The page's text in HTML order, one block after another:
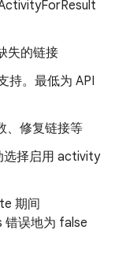
失的链接
持。最低为 API
、修复链接等
选择启用 activity
期间
错误地为 false